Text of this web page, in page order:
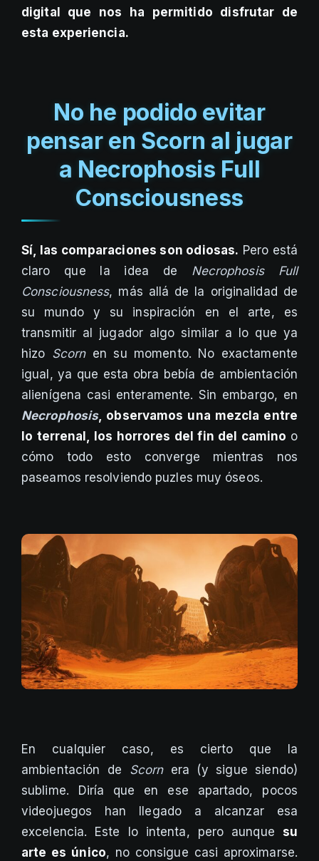
digital que nos ha permitido disfrutar de
esta experiencia.
No he podido evitar
pensar en Scorn al jugar
a Necrophosis Full
Consciousness
Sí, las comparaciones son odiosas. Pero está
claro que la idea de Necrophosis Full
Consciousness, más allá de la originalidad de
su mundo y su inspiración en el arte, es
transmitir al jugador algo similar a lo que ya
hizo Scornen su momento. No exactamente
igual, ya que esta obra bebía de ambientación
alienígena casi enteramente. Sin embargo, en
Necrophosis, observamos una mezcla entre
lo terrenal, los horrores del fin del camino o
cómo todo esto converge mientras nos
paseamos resolviendo puzles muy óseos.
En cualquier caso, es cierto que la
ambientación de Scornera (y sigue siendo)
sublime. Diría que en ese apartado, pocos
videojuegos han llegado a alcanzar esa
excelencia. Este lo intenta, pero aunque su
arte es único, no consigue casi aproximarse.